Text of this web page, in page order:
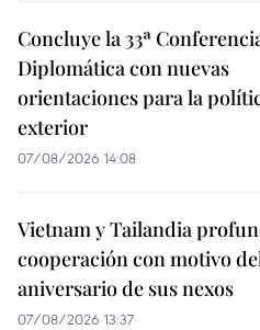
Concluye la 33ª
Diplomática con nuevas
orientaciones para la
exterior
07/08/2026 14:08
Vietnam y Tailandia
cooperación con motivo
aniversario de sus nexos
07/08/2026 13:37